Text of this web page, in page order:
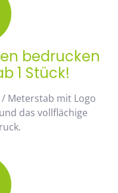
bedrucken
1 Stück!
Meterstab mit Logo
das vollflächige